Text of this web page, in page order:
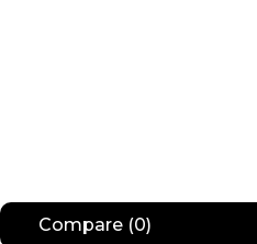
Compare (0)